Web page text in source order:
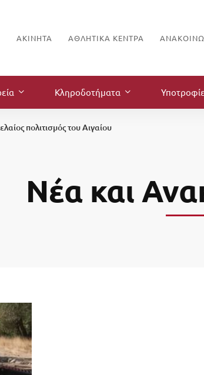
ΑΚΊΝΗΤΑ ΑΘΛΗΤΙΚΑ ΚΕΝΤΡΑ
Κληροδοτήματα
πολιτισμός του Αιγαίου
Νέα και